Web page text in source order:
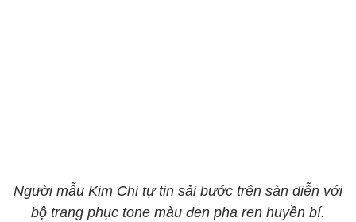
Người mẫu Kim Chi tự tin sải bước trên sàn diễn với
bộ trang phục tone màu đen pha ren huyền bí.